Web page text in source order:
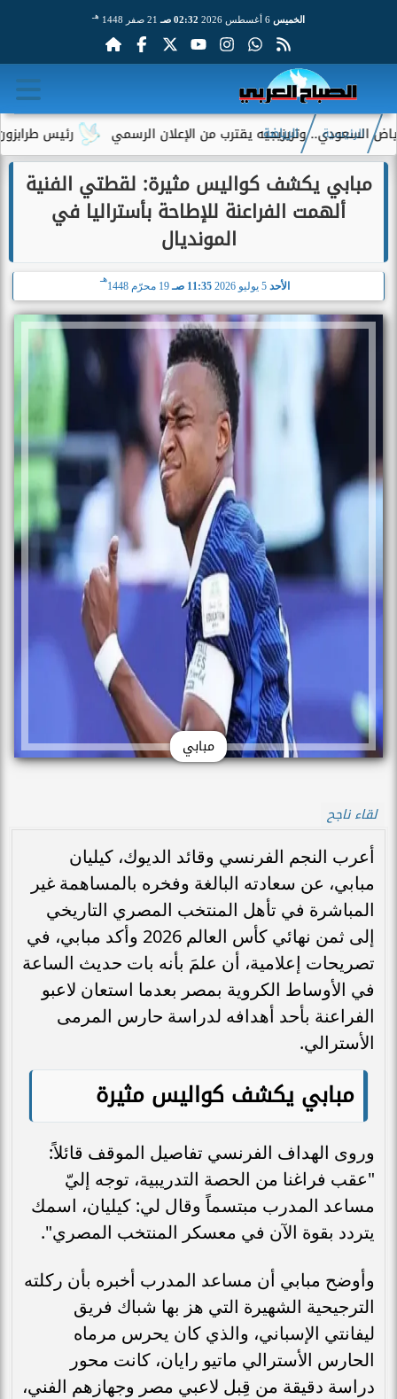
الخميس 02:32 صـ 21 صفر 1448 هـ
رئيس طرابزون سبور وتريزيجيه يقترب من الإعلان الرسمي
الرئيسية الرياضة
مبابي يكشف كواليس مثيرة: لقطتي الفنية
ألهمت الفراعنة للإطاحة بأستراليا في
المونديال
الأحد 11:35 صـ 19 محرّم 1448
هـ
مبابي
لقاء ناجح
أعرب النجم الفرنسي وقائد الديوك، كيليان
مبابي، عن سعادته البالغة وفخره بالمساهمة غير
المباشرة في تأهل المنتخب المصري التاريخي
إلى ثمن نهائي كأس العالم 2026 وأكد مبابي، في
تصريحات إعلامية، أن علمَ بأنه بات حديث الساعة
في الأوساط الكروية بمصر بعدما استعان لاعبو
الفراعنة بأحد أهدافه لدراسة حارس المرمى
الأسترالي.
مبابي يكشف كواليس مثيرة
وروى الهداف الفرنسي تفاصيل الموقف قائلاً:
"عقب فراغنا من الحصة التدريبية، توجه إليّ
مساعد المدرب مبتسماً وقال لي: كيليان، اسمك
يتردد بقوة الآن في معسكر المنتخب المصري".
وأوضح مبابي أن مساعد المدرب أخبره بأن ركلته
الترجيحية الشهيرة التي هز بها شباك فريق
ليفانتي الإسباني، والذي كان يحرس مرماه
الحارس الأسترالي ماتيو رايان، كانت محور
دراسة دقيقة من قِبل لاعبي مصر وجهازهم الفني،